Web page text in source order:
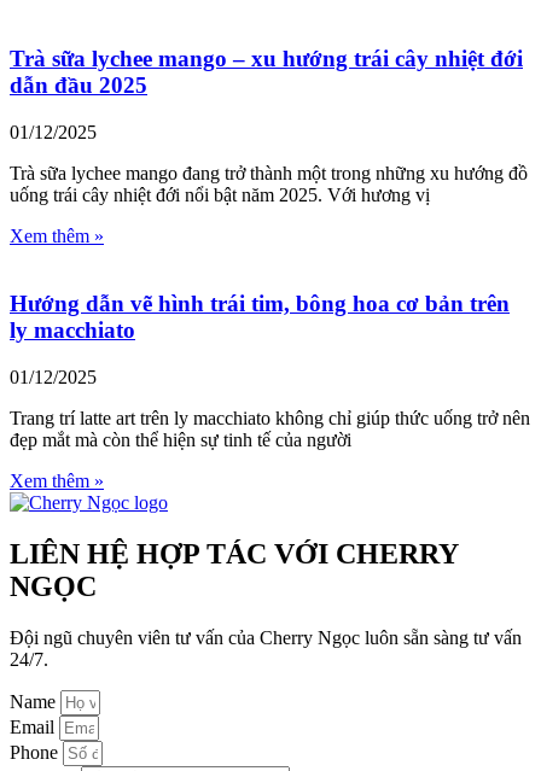
Trà sữa lychee mango – xu hướng trái cây nhiệt đới
dẫn đầu 2025
01/12/2025
Trà sữa lychee mango đang trở thành một trong những xu hướng đồ
uống trái cây nhiệt đới nổi bật năm 2025. Với hương vị
Xem thêm »
Hướng dẫn vẽ hình trái tim, bông hoa cơ bản trên
ly macchiato
01/12/2025
Trang trí latte art trên ly macchiato không chỉ giúp thức uống trở nên
đẹp mắt mà còn thể hiện sự tinh tế của người
Xem thêm »
LIÊN HỆ HỢP TÁC VỚI CHERRY
NGỌC
Đội ngũ chuyên viên tư vấn của Cherry Ngọc luôn sẵn sàng tư vấn
24/7.
Name
Email
Phone